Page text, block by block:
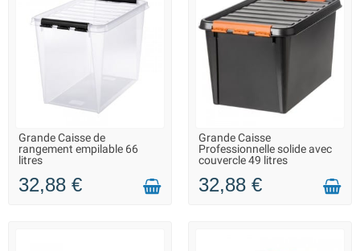
LIVRAISON 2 À 3 JOURS
Grande Caisse de
rangement empilable 66
litres
32,88 €
LIVRAISON 2 À 3 JOURS
Grande Caisse
Professionnelle solide avec
couvercle 49 litres
32,88 €